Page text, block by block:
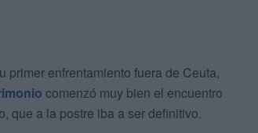
primer enfrentamiento fuera de Ceuta,
comenzó muy bien el encuentro
que a la postre iba a ser definitivo.